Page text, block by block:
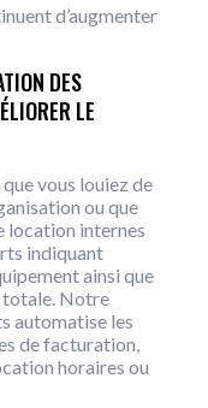
d’augmenter
DES
LE
vous louiez de
ou que
location internes
indiquant
ainsi que
totale. Notre
automatise les
de facturation,
horaires ou